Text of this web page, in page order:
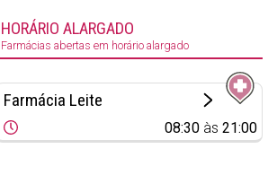
HORÁRIO ALARGADO
Farmácias abertas em horário alargado
Farmácia Leite
08:30 às21:00